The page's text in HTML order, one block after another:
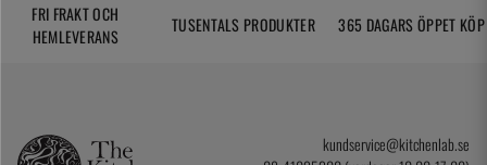
FRI FRAKT OCH
HEMLEVERANS
TUSENTALS PRODUKTER 365 DAGARS ÖPPET KÖP
kundservice@kitchenlab.se